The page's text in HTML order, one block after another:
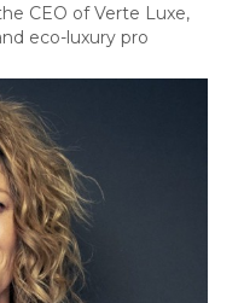
CEO of Verte Luxe,
eco-luxury pro